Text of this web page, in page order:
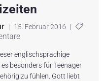
| 15. Februar 2016 |
englischsprachige
besonders für Teenager
zu fühlen. Gott liebt